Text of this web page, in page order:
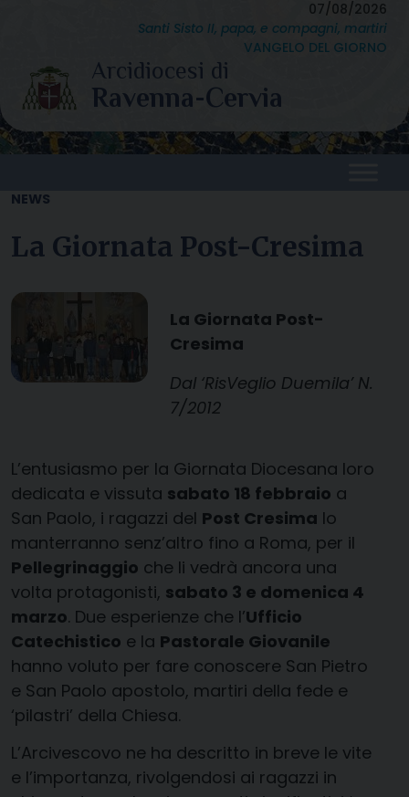
content
07/08/2026
Santi Sisto II, papa, e compagni, martiri
VANGELO DEL GIORNO
NEWS
La Giornata Post-Cresima
La Giornata Post-
Cresima
Dal ‘RisVeglio Duemila’ N.
7/2012
L’entusiasmo per la Giornata Diocesana loro
dedicata e vissuta sabato 18 febbraio a
San Paolo, i ragazzi del Post Cresima lo
manterranno senz’altro fino a Roma, per il
Pellegrinaggio che li vedrà ancora una
volta protagonisti, sabato 3 e domenica 4
marzo. Due esperienze che l’Ufficio
Catechistico e la Pastorale Giovanile
hanno voluto per fare conoscere San Pietro
e San Paolo apostolo, martiri della fede e
‘pilastri’ della Chiesa.
L’Arcivescovo ne ha descritto in breve le vite
e l’importanza, rivolgendosi ai ragazzi in